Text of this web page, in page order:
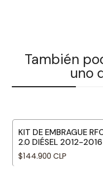
También
uno
KIT DE EMBRAGUE
2.0 DIÉSEL 2012-2016
$144.900 CLP